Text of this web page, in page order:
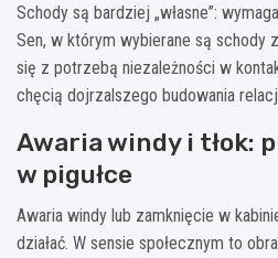
Schody są bardziej „własne”:
Sen, w którym wybierane są schody
się z potrzebą niezależności w
chęcią dojrzalszego budowania
Awaria windy i tłok:
w pigułce
Awaria windy lub zamknięcie w
działać. W sensie społecznym to